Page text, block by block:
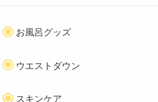
お風呂グッズ
ウエストダウン
スキンケア